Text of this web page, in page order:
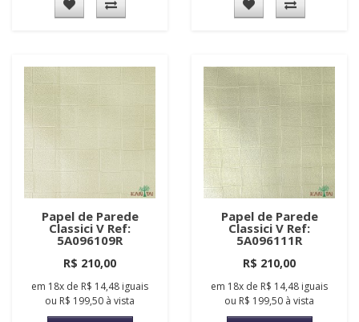
Papel de Parede
Classici V Ref:
5A096109R
R$ 210,00
em 18x de R$ 14,48 iguais
ou R$ 199,50 à vista
Papel de Parede
Classici V Ref:
5A096111R
R$ 210,00
em 18x de R$ 14,48 iguais
ou R$ 199,50 à vista